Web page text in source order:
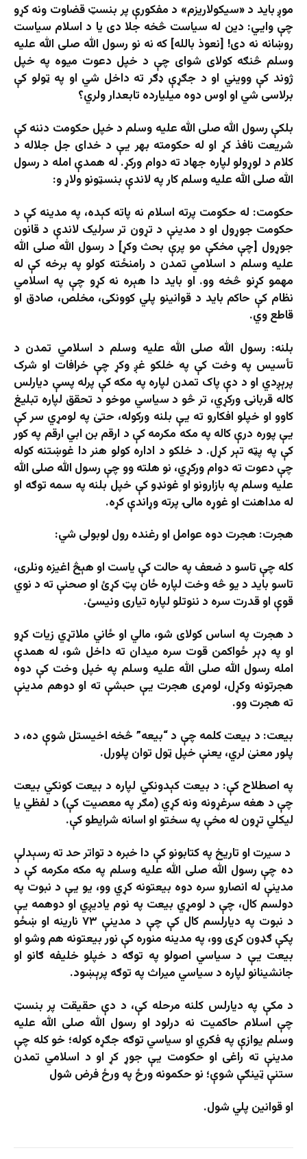
موږ باید د «سیکولاریزم» د مفکورې پر بنسټ قضاوت ونه کړو
چې وايي: دین له سیاست څخه جلا دی یا د اسلام سیاست
روښانه نه دی! [نعوذ بالله] که نه نو رسول الله صلی الله علیه
وسلم څنګه کولای شوای چې د خپل دعوت میوه په خپل
ژوند کې وویني او د جګړې ډګر ته داخل شي او په ټولو کې
برلاسی شي او اوس دوه میلیارده تابعدار ولري؟
بلکې رسول الله صلی الله علیه وسلم د خپل حکومت دننه کې
شریعت نافذ کړ او له حکومته بهر یې د خدای جل جلاله د
کلام د لوړولو لپاره جهاد ته دوام ورکړ. له همدې امله د رسول
الله صلی الله علیه وسلم کار په لاندې بنسټونو ولاړ و:
حکومت: له حکومت پرته اسلام نه پاته کېده، په مدينه کې د
حکومت جوړول او د مدينې د تړون تر سرليک لاندې د قانون
جوړول [چې مخکې مو پرې بحث وکړ] د رسول الله صلى الله
عليه وسلم د اسلامي تمدن د رامنځته کولو په برخه کې له
مهمو کړنو څخه وو. او باید دا هېره نه کړو چې په اسلامي
نظام کې حاکم باید د قوانینو پلي کوونکی، مخلص، صادق او
قاطع وي.
بلنه: رسول الله صلی الله علیه وسلم د اسلامي تمدن د
تأسیس په وخت کې په خلکو غږ وکړ چې خرافات او شرک
پرېږدي او د دې پاک تمدن لپاره په مکه کې پرله پسې دیارلس
کاله قربانۍ ورکړي، تر څو د سیاسي موخو د تحقق لپاره تبلیغ
کاوو او خپلو افکارو ته یې بلنه ورکوله، حتیٰ په لومړي سر کې
یې پوره درې کاله په مکه مکرمه کې د ارقم بن ابي ارقم په کور
کې په پټه تېر کړل. د خلکو د اداره کولو هنر دا غوښتنه کوله
چې دعوت ته دوام ورکړي، نو هلته وو چې رسول الله صلی الله
علیه وسلم په بازارونو او غونډو کې خپل بلنه په سمه توګه او
له مداهنت او غوړه مالۍ پرته وړاندې کړه.
هجرت: هجرت دوه عوامل او رغنده رول لوبولی شي:
کله چې تاسو د ضعف په حالت کې یاست او هېڅ اغیزه ونلری،
تاسو باید د یو څه وخت لپاره ځان پټ کړئ او صحنې ته د نوي
قوې او قدرت سره د ننوتلو لپاره تیاری ونیسئ.
د هجرت په اساس کولای شو، مالي او ځاني ملاتړي زیات کړو
او په ډېر ځواکمن قوت سره میدان ته داخل شو، له همدې
امله رسول الله صلی الله علیه وسلم په خپل وخت کې دوه
هجرتونه وکړل، لومړی هجرت یې حبشې ته او دوهم مدينې
ته هجرت وو.
بیعت: د بیعت کلمه چې د “بیعه” څخه اخیستل شوې ده، د
پلور معنیٰ لري، یعنې خپل ټول توان پلورل.
په اصطلاح کې: د بیعت کېدونکي لپاره د بیعت کونکي بیعت
چې د هغه سرغړونه ونه کړي (مګر په معصیت کې) د لفظي یا
لیکلي تړون له مخې په سختو او اسانه شرایطو کې.
د سیرت او تاریخ په کتابونو کې دا خبره د تواتر حد ته رسېدلې
ده چې رسول الله صلی الله علیه وسلم په مکه مکرمه کې د
مدینې له انصارو سره دوه بیعتونه کړي وو، یو یې د نبوت په
دولسم کال، چې د لومړي بیعت په نوم یادیږي او دوهمه یې
د نبوت په دیارلسم کال کې چې د مدینې ۷۳ نارینه او ښځو
پکې ګډون کړی وو، په مدینه منوره کې نور بیعتونه هم وشو او
بیعت یې د سیاسي اصولو په توګه د خپلو خلیفه ګانو او
جانشینانو لپاره د سیاسي میراث په توګه پرېښود.
د مکې په ديارلس کلنه مرحله کې، د دې حقيقت پر بنسټ
چې اسلام حاکميت نه درلود او رسول الله صلی الله عليه
وسلم يوازې په فکري او سياسي توګه جګړه کوله؛ خو كله چې
مدينې ته راغى او حكومت يې جوړ كړ او د اسلامي تمدن
ستنې ټينګې شوې؛ نو حکمونه ورځ په ورځ فرض شول
او قوانین پلي شول.